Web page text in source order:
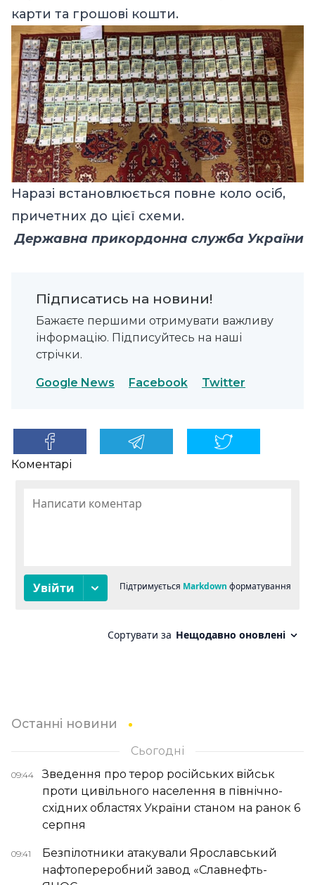
карти та грошові кошти.
Наразі встановлюється повне коло осіб,
причетних до цієї схеми.
Державна прикордонна служба України
Підписатись на новини!
Бажаєте першими отримувати важливу
інформацію. Підписуйтесь на наші
стрічки.
Google News Facebook Twitter
Коментарі
Останні новини
Сьогодні
09:44
Зведення про терор російських військ
проти цивільного населення в північно-
східних областях України станом на ранок 6
серпня
09:41
Безпілотники атакували Ярославський
нафтопереробний завод «Славнефть-